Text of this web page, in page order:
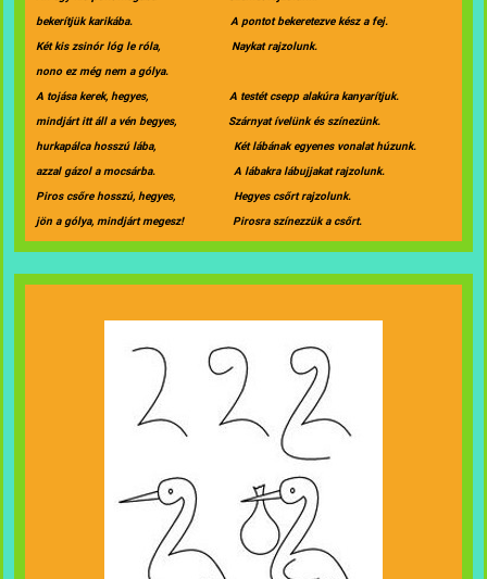
bekerítjük karikába. A pontot bekeretezve kész a fej.
Két kis zsinór lóg le róla, Naykat rajzolunk.
nono ez még nem a gólya.
A tojása kerek, hegyes, A testét csepp alakúra kanyarítjuk.
mindjárt itt áll a vén begyes, Szárnyat ívelünk és színezünk.
hurkapálca hosszú lába, Két lábának egyenes vonalat húzunk.
azzal gázol a mocsárba. A lábakra lábujjakat rajzolunk.
Piros csőre hosszú, hegyes, Hegyes csőrt rajzolunk.
jön a gólya, mindjárt megesz! Pirosra színezzük a csőrt.